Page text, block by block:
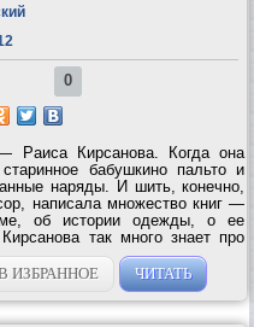
0
Раиса Кирсанова. Когда она
бабушкино пальто и
наряды. И шить, конечно,
написала множество книг —
об истории одежды, о ее
так много знает про
моды. Представьте
ИЗБРАННОЕ ЧИТАТЬ